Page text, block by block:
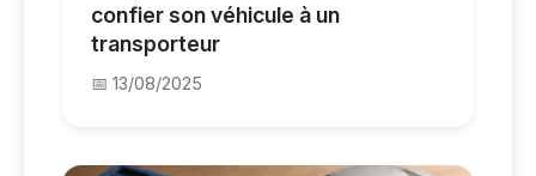
confier son véhicule à un
transporteur
📅 13/08/2025